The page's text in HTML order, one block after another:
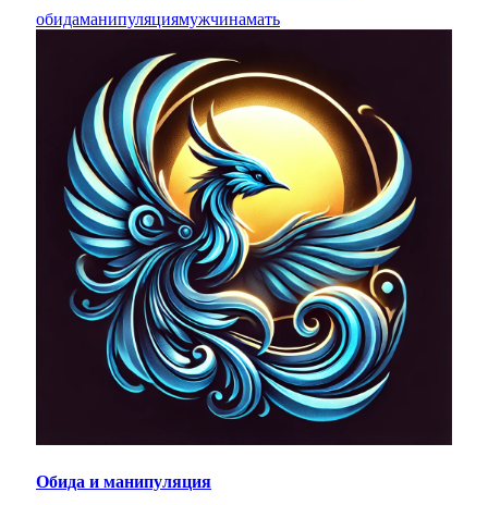
обидаманипуляциямужчинамать
Обида и манипуляция